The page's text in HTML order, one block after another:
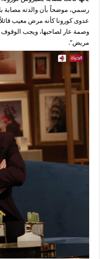
رسمي، موضحاً بأن والدته مصابة
عدوى كورونا كأنه مرض معيب
وصمة عار لصاحبها، ويجب
مريض”.